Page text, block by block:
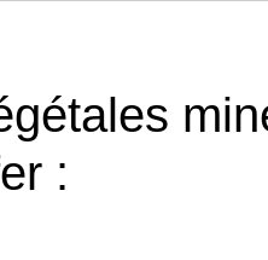
: